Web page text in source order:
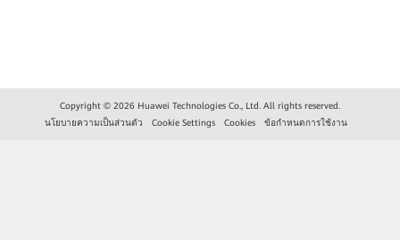
Copyright © 2026 Huawei Technologies Co., Ltd. All rights reserved.
นโยบายความเป็นส่วนตัว
Cookie Settings Cookies ข้อกำหนดการใช้งาน